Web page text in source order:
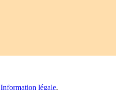
Information légale.